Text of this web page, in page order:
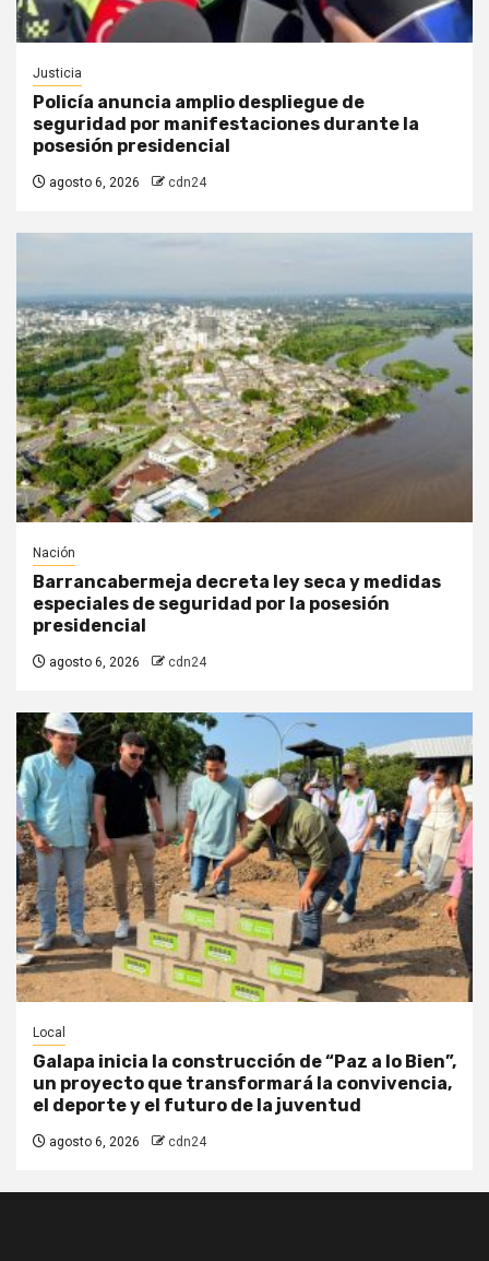
Justicia
Policía anuncia amplio despliegue de
seguridad por manifestaciones durante la
posesión presidencial
agosto 6, 2026 cdn24
Nación
Barrancabermeja decreta ley seca y medidas
especiales de seguridad por la posesión
presidencial
agosto 6, 2026 cdn24
Local
Galapa inicia la construcción de “Paz a lo Bien”,
un proyecto que transformará la convivencia,
el deporte y el futuro de la juventud
agosto 6, 2026 cdn24